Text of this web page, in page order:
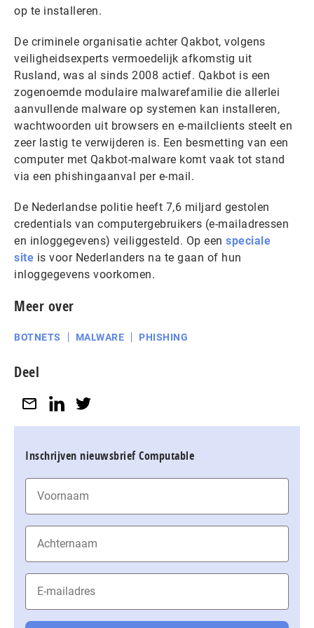
op te installeren.
De criminele organisatie achter Qakbot, volgens
veiligheidsexperts vermoedelijk afkomstig uit
Rusland, was al sinds 2008 actief. Qakbot is een
zogenoemde modulaire malwarefamilie die allerlei
aanvullende malware op systemen kan installeren,
wachtwoorden uit browsers en e-mailclients steelt en
zeer lastig te verwijderen is. Een besmetting van een
computer met Qakbot-malware komt vaak tot stand
via een phishingaanval per e-mail.
De Nederlandse politie heeft 7,6 miljard gestolen
credentials van computergebruikers (e-mailadressen
en inloggegevens) veiliggesteld. Op een speciale
site is voor Nederlanders na te gaan of hun
inloggegevens voorkomen.
Meer over
BOTNETS MALWARE PHISHING
Deel
Inschrijven nieuwsbrief Computable